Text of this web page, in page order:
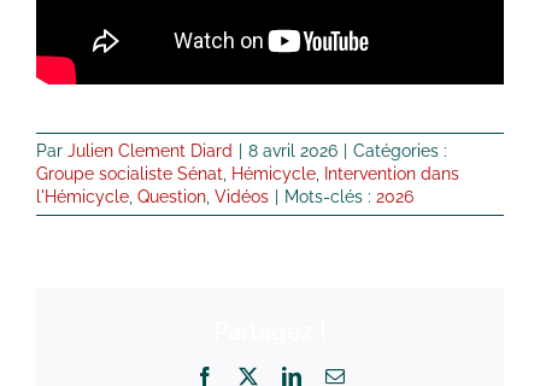
Par Julien Clement Diard 8 avril 2026
Catégories :
Groupe socialiste Sénat, Hémicycle, Intervention dans
l'Hémicycle, Question, Vidéos Mots-clés : 2026
Facebook LinkedInEmail